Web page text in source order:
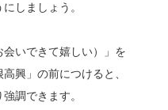
しましょう。
会いできて嬉しい）」を
高興」の前につけると、
調できます。